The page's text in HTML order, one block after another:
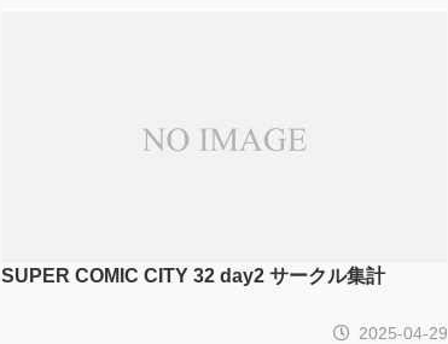
SUPER COMIC CITY 32 day2 サークル集計
2025-04-29